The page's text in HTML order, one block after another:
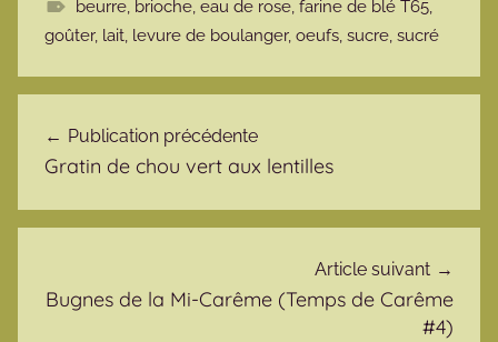
beurre, brioche, eau de rose, farine de blé T65,
goûter, lait, levure de boulanger, oeufs, sucre, sucré
Publication précédente
Gratin de chou vert aux lentilles
Article suivant
Bugnes de la Mi-Carême (Temps de Carême
#4)